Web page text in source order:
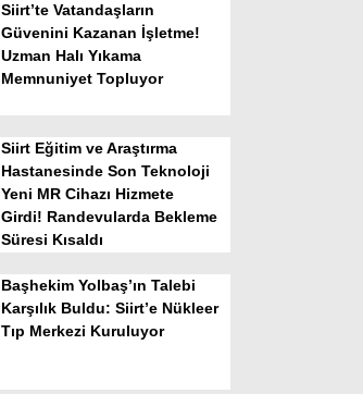
Instagram
Siirt’te Vatandaşların
Güvenini Kazanan İşletme!
Uzman Halı Yıkama
Memnuniyet Topluyor
Siirt Eğitim ve Araştırma
Hastanesinde Son Teknoloji
Yeni MR Cihazı Hizmete
Girdi! Randevularda Bekleme
Süresi Kısaldı
Başhekim Yolbaş’ın Talebi
Karşılık Buldu: Siirt’e Nükleer
Tıp Merkezi Kuruluyor